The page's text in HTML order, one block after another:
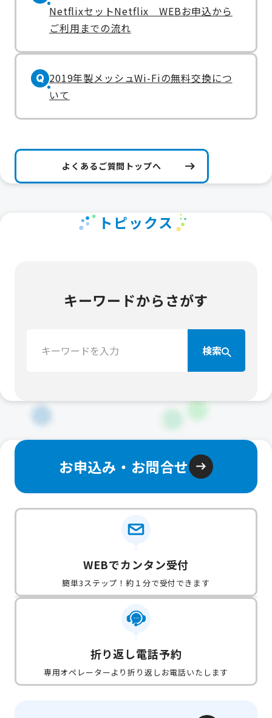
NetflixセットNetflix WEBお申込から
ご利用までの流れ
Q 2019年製メッシュWi-Fiの無料交換につ
いて
よくあるご質問トップへ
トピックス
キーワードからさがす
索：
検索
お申込み・お問合せ
WEBでカンタン受付
簡単3ステップ！約１分で受付できます
折り返し電話予約
専用オペレーターより折り返しお電話いたします